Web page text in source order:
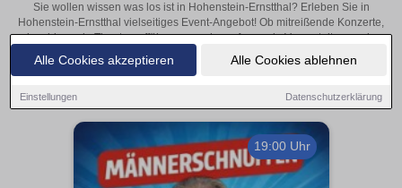
Alle Cookies akzeptieren Alle Cookies ablehnen
Einstellungen Datenschutzerklärung
Sie wollen wissen was los ist in Hohenstein-Ernstthal? Erleben Sie in
Hohenstein-Ernstthal vielseitiges Event-Angebot! Ob mitreißende Konzerte,
inspirierende Theateraufführungen oder aufregende Veranstaltungen in
Hohenstein-Ernstthal – hier finden alles im Überblick und Tickets.
19:00 Uhr